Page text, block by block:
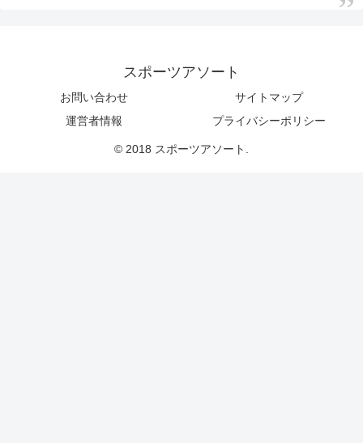
スポーツアソート
お問い合わせ
サイトマップ
運営者情報
プライバシーポリシー
© 2018 スポーツアソート.